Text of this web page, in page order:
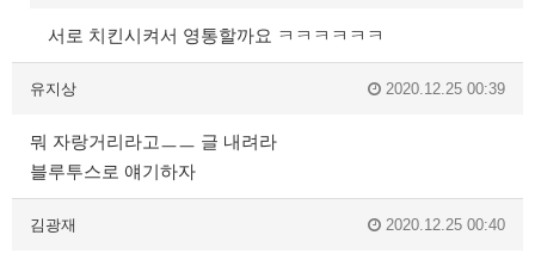
서로 치킨시켜서 영통할까요 ㅋㅋㅋㅋㅋㅋ
유지상 2020.12.25 00:39
뭐 자랑거리라고ㅡㅡ 글 내려라
블루투스로 얘기하자
김광재 2020.12.25 00:40